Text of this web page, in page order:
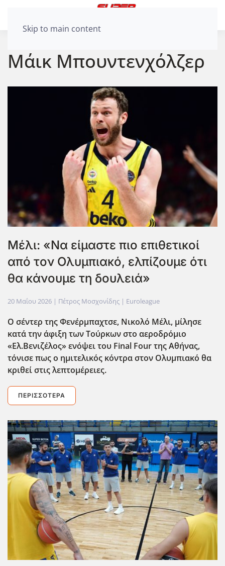
Skip to main content
Μάικ Μπουντενχόλζερ
Μέλι: «Να είμαστε πιο επιθετικοί
από τον Ολυμπιακό, ελπίζουμε ότι
θα κάνουμε τη δουλειά»
20 Μαΐου 2026 | Πέτρος Μοσχονίδης | Euroleague
Ο σέντερ της Φενέρμπαχτσε, Νικολό Μέλι, μίλησε
κατά την άφιξη των Τούρκων στο αεροδρόμιο
«Ελ.Βενιζέλος» ενόψει του Final Four της Αθήνας,
τόνισε πως ο ημιτελικός κόντρα στον Ολυμπιακό θα
κριθεί στις λεπτομέρειες.
ΠΕΡΙΣΣΌΤΕΡΑ